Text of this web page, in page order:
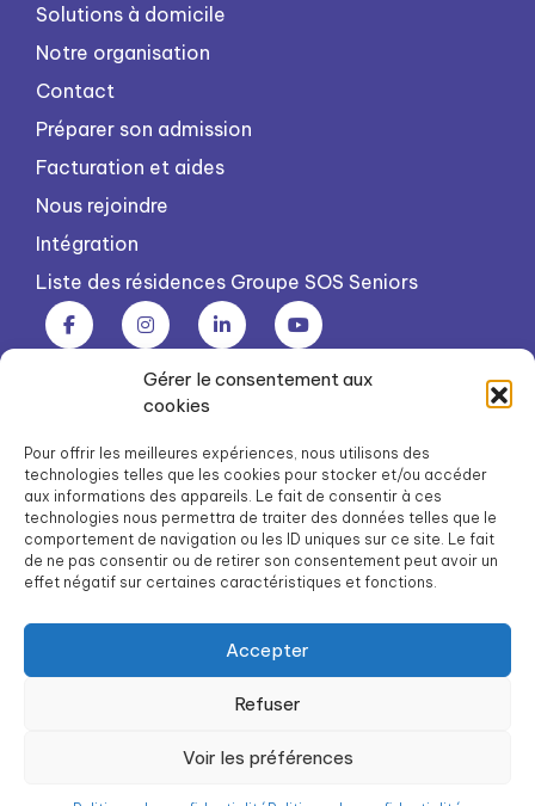
Gérer le consentement aux
cookies
Pour offrir les meilleures expériences, nous utilisons des
technologies telles que les cookies pour stocker et/ou accéder
aux informations des appareils. Le fait de consentir à ces
technologies nous permettra de traiter des données telles que le
comportement de navigation ou les ID uniques sur ce site. Le fait
de ne pas consentir ou de retirer son consentement peut avoir un
effet négatif sur certaines caractéristiques et fonctions.
Accepter
Refuser
Voir les préférences
Solutions à domicile
Notre organisation
Contact
Préparer son admission
Facturation et aides
Nous rejoindre
Intégration
Liste des résidences Groupe SOS Seniors
Groupe SOS Seniors est une association du Groupe SOS
dg.seniors@groupe-sos.org
ARPAVIE est une association du Groupe SOS